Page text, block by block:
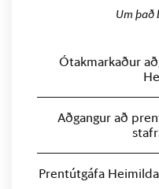
Um það
Ótakmarkaður
Aðgangur að
Prentútgáfa